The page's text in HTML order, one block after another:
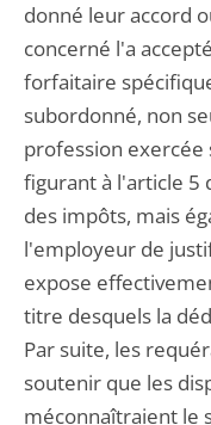
donné leur accord
concerné l'a
forfaitaire
subordonné, non
profession exercée
figurant à l'article 5
des impôts, mais
l'employeur de
expose
titre desquels la
Par suite, les
soutenir que les
méconnaîtraient le